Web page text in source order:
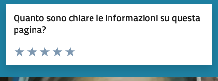
Quanto sono chiare le informazioni su questa
pagina?
Valuta da 1 a 5 stelle la pagina
Valuta 5 stelle su 5
Valuta 4 stelle su 5
Valuta 3 stelle su 5
Valuta 2 stelle su 5
Valuta 1 stelle su 5